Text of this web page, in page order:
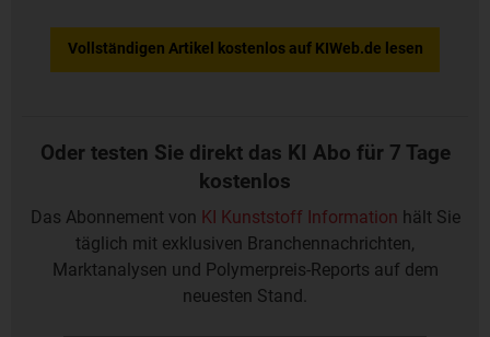
Vollständigen Artikel kostenlos auf KIWeb.de lesen
Oder testen Sie direkt das KI Abo für 7 Tage
kostenlos
Das Abonnement von KI Kunststoff Information hält Sie
täglich mit exklusiven Branchennachrichten,
Marktanalysen und Polymerpreis-Reports auf dem
neuesten Stand.